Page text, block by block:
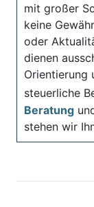
mit großer
keine
oder
dienen
Orientierung
steuerliche
Beratung
stehen wir